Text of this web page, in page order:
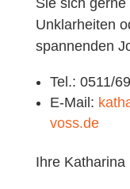
Sie sich
Unklarheiten
spannenden
Tel.: 0511/
E-Mail:
voss.de
Ihre Katharina